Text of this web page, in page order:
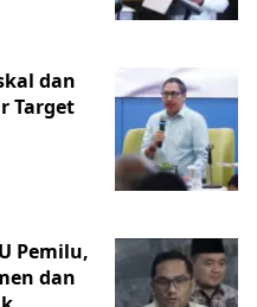
dan
Target
Pemilu,
dan